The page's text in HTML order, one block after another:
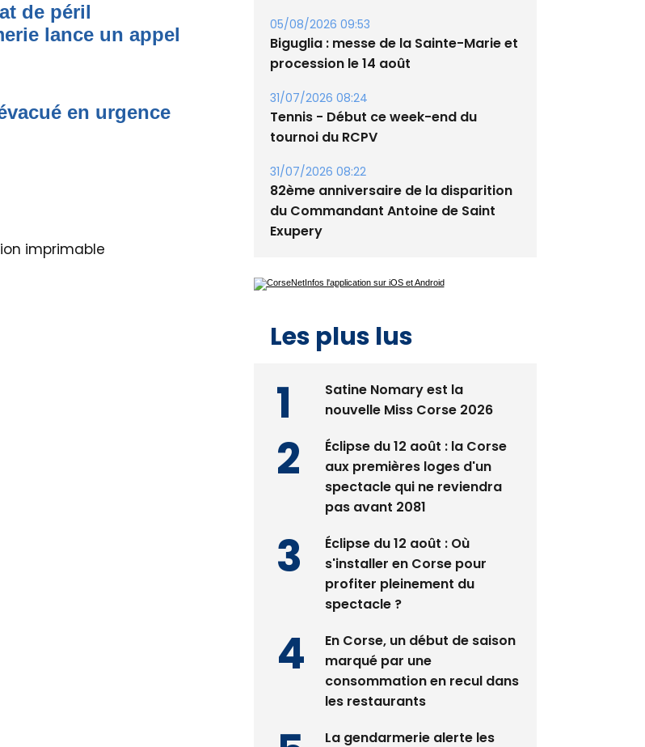
de péril
lance un appel
en urgence
imprimable
05/08/2026 09:53
Biguglia : messe de la Sainte-Marie et
procession le 14 août
31/07/2026 08:24
Tennis - Début ce week-end du
tournoi du RCPV
31/07/2026 08:22
82ème anniversaire de la disparition
du Commandant Antoine de Saint
Exupery
Les plus lus
Satine Nomary est la
nouvelle Miss Corse 2026
Éclipse du 12 août : la Corse
aux premières loges d'un
spectacle qui ne reviendra
pas avant 2081
Éclipse du 12 août : Où
s'installer en Corse pour
profiter pleinement du
spectacle ?
En Corse, un début de saison
marqué par une
consommation en recul dans
les restaurants
La gendarmerie alerte les